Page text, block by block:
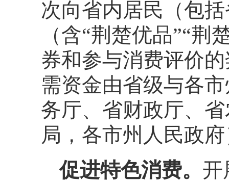
次向省内居民（包
（含“荆楚优品”“
券和参与消费评价
需资金由省级与各
务厅、省财政厅、
局，各市州人民政
促进特色消费。 开